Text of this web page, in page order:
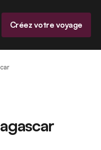
Créez votre voyage